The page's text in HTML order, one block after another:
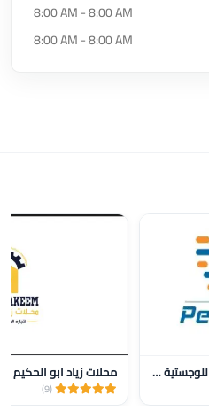
8:00 AM - 8:00 AM
8:00 AM - 8:00 AM
مؤسسة اللمسة المثالية للخدمات اللوجستية للنقل محلات زياد ابو الحكيم
(9)